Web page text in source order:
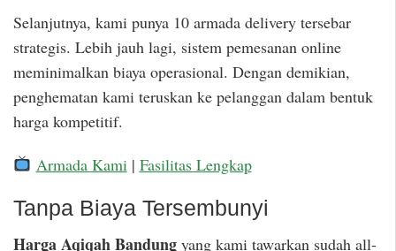
Selanjutnya, kami punya 10 armada delivery tersebar
strategis. Lebih jauh lagi, sistem pemesanan online
meminimalkan biaya operasional. Dengan demikian,
penghematan kami teruskan ke pelanggan dalam bentuk
harga kompetitif.
Armada Kami | Fasilitas Lengkap
Tanpa Biaya Tersembunyi
Harga Aqiqah Bandung yang kami tawarkan sudah all-